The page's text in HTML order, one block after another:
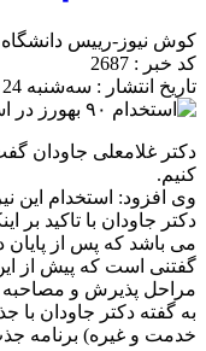
کوش نیوز-رییس دانشگاه علوم پزشکی هرمزگان از
کد خبر : 2687
تاریخ انتشار : سه‌شنبه 24 اکتبر 2023 - 6:30
کنیم.
وی افزود: استخدام این
دکتر جاودان با تاکید
می باشد که پس از پایان
مراحل پذیرش و مصاحبه آنها انجام می شود و ۱۲۸ نفر به
به گفته دکتر جاودان با
خدمت و غیره) برنامه